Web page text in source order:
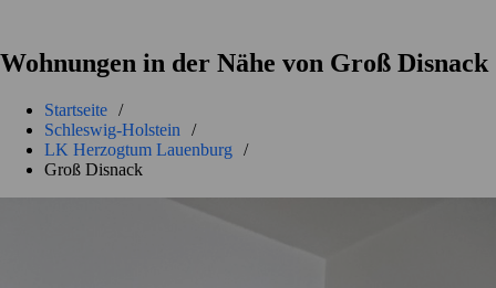
Wohnungen in der Nähe von Groß Disnack
Startseite /
Schleswig-Holstein
/
LK Herzogtum Lauenburg
/
Groß Disnack